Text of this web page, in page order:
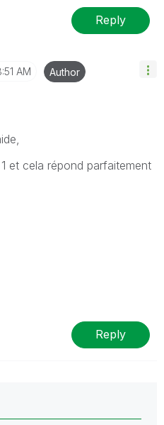
Reply
AM Author
et cela répond parfaitement
Reply